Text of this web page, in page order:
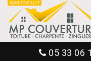
05 33 06